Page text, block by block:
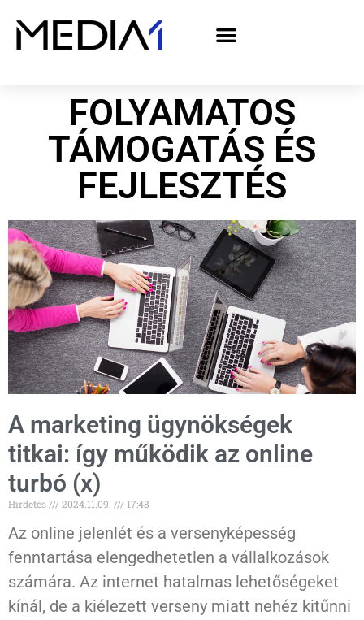
FOLYAMATOS
TÁMOGATÁS ÉS
FEJLESZTÉS
A marketing ügynökségek
titkai: így működik az online
turbó (x)
Hirdetés 2024.11.09. 17:48
Az online jelenlét és a versenyképesség
fenntartása elengedhetetlen a vállalkozások
számára. Az internet hatalmas lehetőségeket
kínál, de a kiélezett verseny miatt nehéz kitűnni